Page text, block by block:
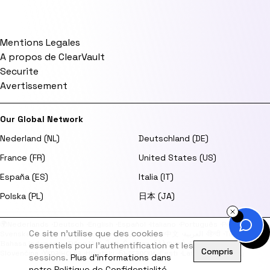
Mentions Legales
A propos de ClearVault
Securite
Avertissement
Our Global Network
Nederland (NL)
Deutschland (DE)
France (FR)
United States (US)
España (ES)
Italia (IT)
Polska (PL)
日本 (JA)
Polski
Svenska ·Dansk Norsk ·Suomi 日本語 ·한국어 Türkçe
Bahasa Indonesia ·Tiếng Việt · ไทย ·Čeština ·Ελληνικά ·Magyar ·Română ·
Українська Hrvatski Български Latviešu ·Lietuvių
Ce site n'utilise que des cookies
essentiels pour l'authentification et les
sessions. Plus d'informations dans
Compris